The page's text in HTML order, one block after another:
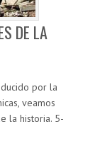
DE LA
por la
veamos
la historia. 5-